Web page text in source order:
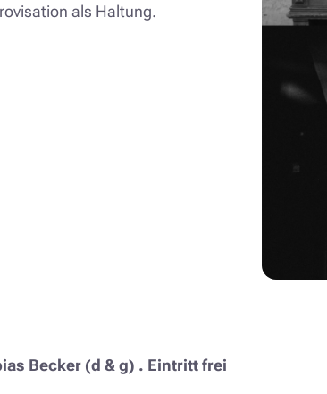
als Haltung.
Becker (d & g) . Eintritt frei